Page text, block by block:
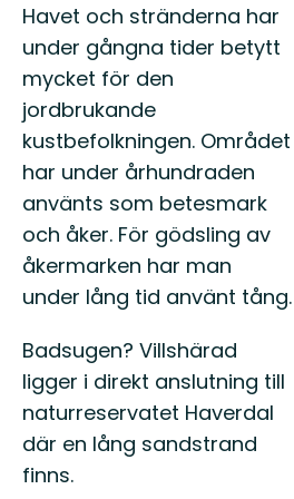
Havet och stränderna har
under gångna tider betytt
mycket för den
jordbrukande
kustbefolkningen. Området
har under århundraden
använts som betesmark
och åker. För gödsling av
åkermarken har man
under lång tid använt tång.
Badsugen? Villshärad
ligger i direkt anslutning till
naturreservatet Haverdal
där en lång sandstrand
finns.